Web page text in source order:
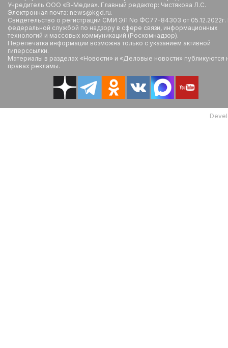
Учредитель ООО «В-Медиа». Главный редактор: Чистякова Л.С.
Электронная почта: news@kgd.ru.
Свидетельство о регистрации СМИ ЭЛ No ФС77-84303 от
федеральной службой по надзору в сфере связи, информационных
технологий и массовых коммуникаций (Роскомнадзор).
Перепечатка информации возможна только с указанием активной
гиперссылки.
Материалы в разделах «Новости» и «Деловые новости» публикуются
правах рекламы.